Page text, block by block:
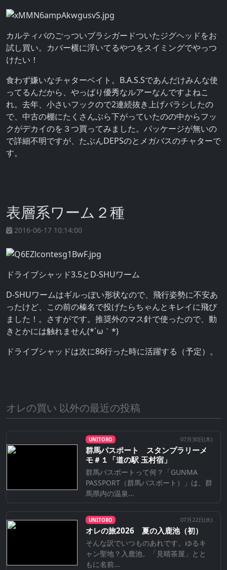
カルティバのごっついブラシガードついたジグヘッドをお
試し買い。カバー横に浮いてるやつをスイミングでやっつ
けたい！
食わず嫌いなチャターベイト。B.A.S.Sであんだけみんな使
ってるんだから、やっぱり優秀なルアーなんですよねこ
れ。去年、小さいフックので2連続抜き上げバラシしたの
で、中古の棚にたくさんぶら下がっていたのの中からフッ
クがデカイのを３つ買ってみました。パッケージが無いの
で詳細不明ですが、たぶんDEPSのとメガバスのチャターで
す。
表層系ワーム２種
2016-06-17 10:14:00
ドライブシャッド3.5とD-SHUワーム
D-SHUワームはギルっぽい形状なので、飛行姿勢に不安あ
ったけど、この前の榛名で投げたらちゃんとキレイに飛び
ました！。さすがです。推奨外のマス針で使ったので、動
きとかには触れません(*´ω｀*)
ドライブシャッドは次に86行った時に活躍する（予定）。
オレの買い 以外の最近の投稿
UNITORO 07月30日(木)
群馬パスポート スタンプラリーメ
モ＃１「道の駅 玉村宿」
群馬パスポートって何？「GUNMA
PASSPORT（群馬パスポート）」は、群
馬県内の温泉...
UNITORO 07月22日(水)
オレの旅2026 夏の入鹿池（初）
そんな訳でいつものあれです。ゆるキ
ャン聖地？入鹿池。「見晴茶屋」とと
もに名前...